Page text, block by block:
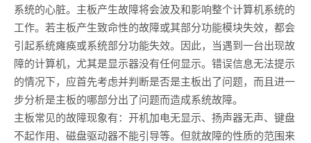
系统的心脏。主板产生故障将会波及和影响整个计算机系统的
工作。若主板产生致命性的故障或其部分功能模块失效，都会
引起系统瘫痪或系统部分功能失效。因此，当遇到一台出现故
障的计算机，尤其是显示器没有任何显示。错误信息无法提示
的情况下，应首先考虑并判断是否是主板出了问题，而且进一
步分析是主板的哪部分出了问题而造成系统故障。
主板常见的故障现象有：开机加电无显示、扬声器无声、键盘
不起作用、磁盘驱动器不能引导等。但就故障的性质的范围来